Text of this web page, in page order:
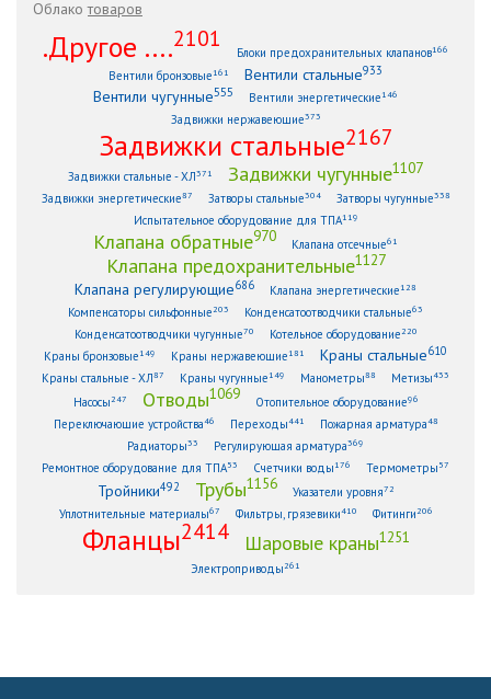
Облакотоваров
.Другое ....2101
Блоки предохранительных клапанов166
Вентили бронзовые161 Вентили стальные933
Вентили чугунные555 Вентили энергетические146
Задвижки нержавеющие373
Задвижки стальные2167
Задвижки стальные - ХЛ371 Задвижки чугунные1107
Задвижки энергетические87 Затворы стальные304 Затворы чугунные338
Испытательное оборудование для ТПА119
Клапана обратные970 Клапана отсечные61
Клапана предохранительные1127
Клапана регулирующие686 Клапана энергетические128
Компенсаторы сильфонные 203 Конденсатоотводчики стальные63
Конденсатоотводчики чугунные70 Котельное оборудование 220
Краны бронзовые149 Краны нержавеющие181 Краны стальные610
Краны стальные - ХЛ87 Краны чугунные149 Манометры88 Метизы433
Насосы 247 Отводы1069 Отопительное оборудование96
Переключающие устройства46 Переходы441 Пожарная арматура48
Радиаторы33 Регулирующая арматура369
Ремонтное оборудование для ТПА53 Счетчики воды176 Термометры 57
Тройники492 Трубы1156 Указатели уровня72
Уплотнительные материалы67 Фильтры, грязевики410 Фитинги 206
Фланцы2414 Шаровые краны1251
Электроприводы 261